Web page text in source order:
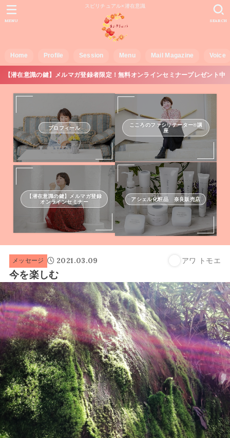
スピリチュアル×潜在意識
Home Profile Session Menu Mail Magazine Voice
SEARCH
MENU
【潜在意識の鍵】メルマガ登録者限定！無料オンラインセミナープレゼント中
プロフィール
こころのファシリテーター®講
座
【潜在意識の鍵】メルマガ登録
オンラインセミナー
アシェル化粧品 奈良販売店
メッセージ 2021.03.09 アワ トモエ
今を楽しむ